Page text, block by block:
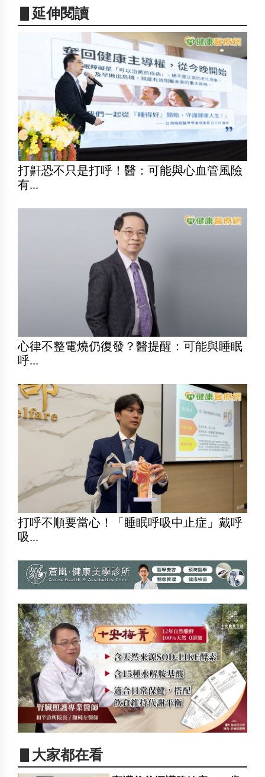
▋延伸閱讀
打鼾恐不只是打呼！醫：可能與心血管風險
有...
心律不整電燒仍復發？醫提醒：可能與睡眠
呼...
打呼不順要當心！「睡眠呼吸中止症」戴呼
吸...
▋大家都在看